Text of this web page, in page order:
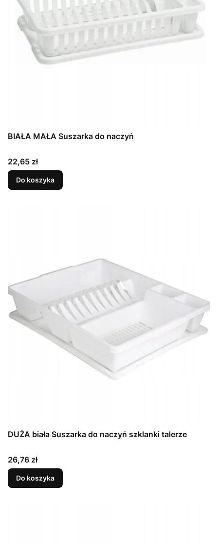
BIAŁA MAŁA Suszarka do naczyń
Cena
22,65 zł
Do koszyka
DUŻA biała Suszarka do naczyń szklanki talerze
Cena
26,76 zł
Do koszyka